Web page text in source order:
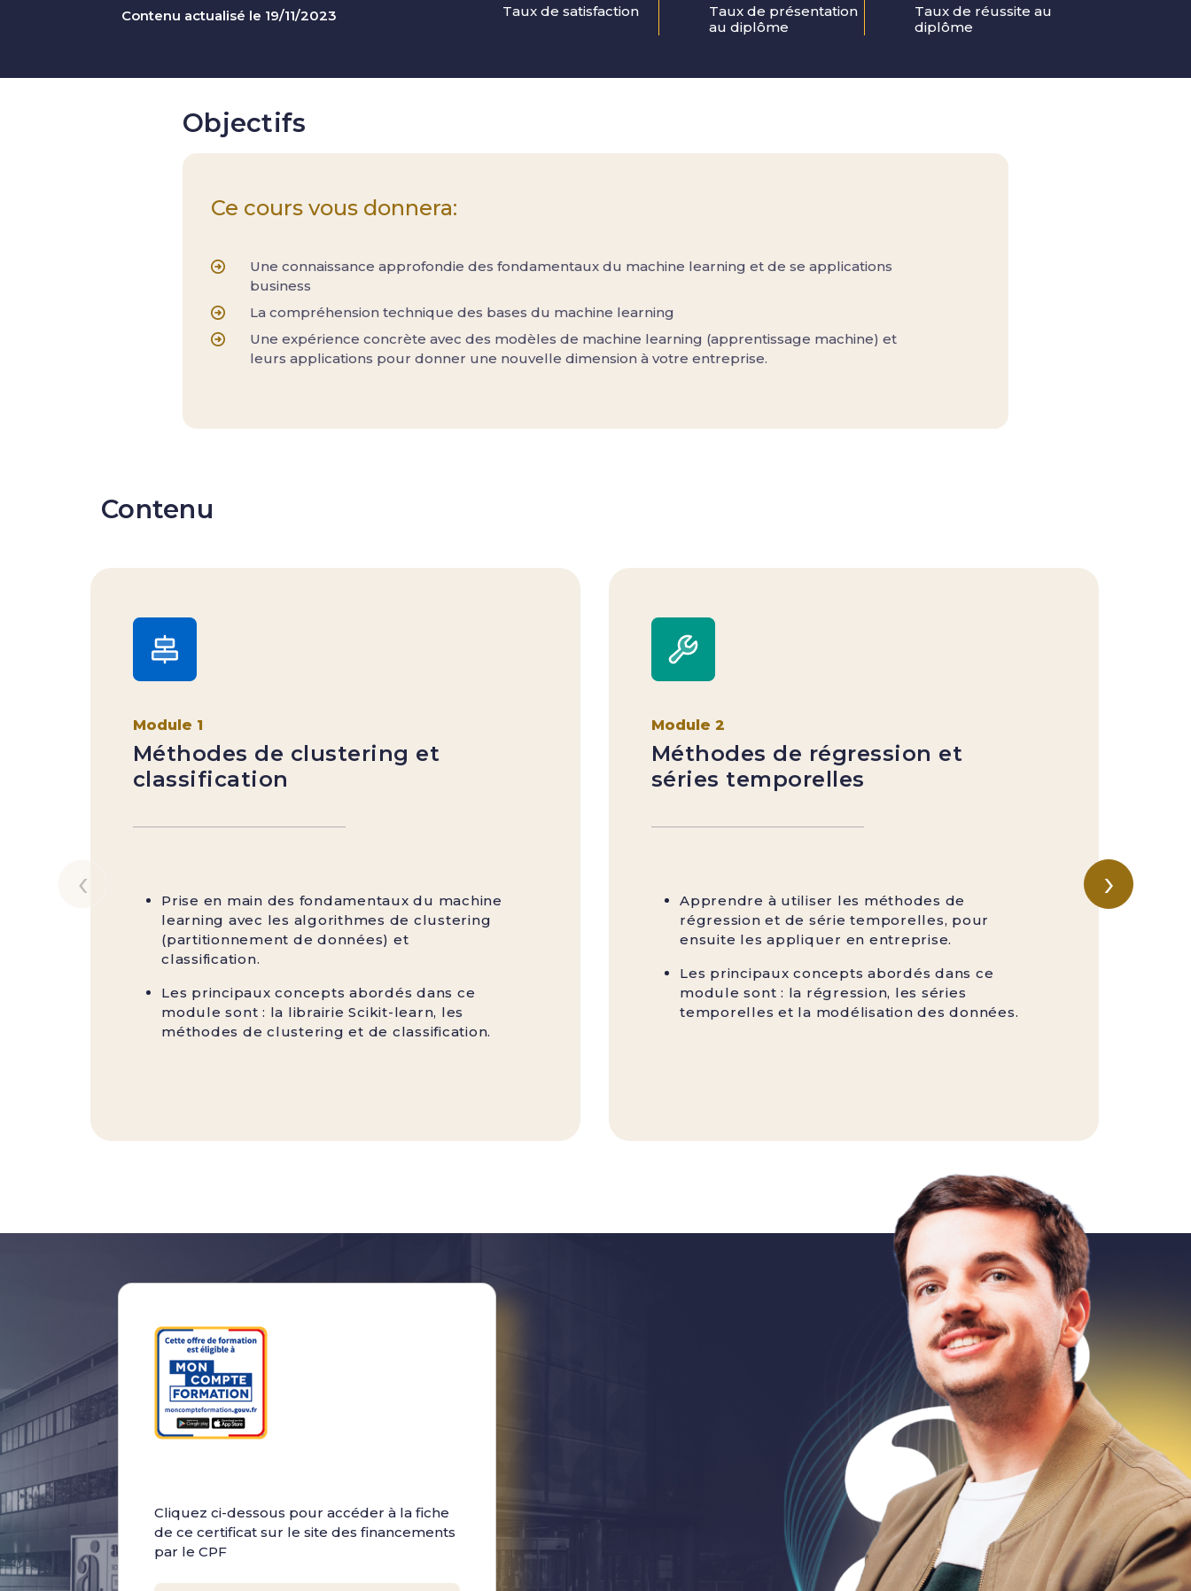
Contenu actualisé le 19/11/2023 Taux de satisfaction
Taux de présentation
au diplôme
Taux de réussite au
diplôme
Objectifs
Ce cours vous donnera:
Une connaissance approfondie des fondamentaux du machine learning et de se applications
business
La compréhension technique des bases du machine learning
Une expérience concrète avec des modèles de machine learning (apprentissage machine) et
leurs applications pour donner une nouvelle dimension à votre entreprise.
Contenu
Module 1
Méthodes de clustering et
classification
Prise en main des fondamentaux du machine
learning avec les algorithmes de clustering
(partitionnement de données) et
classification.
Les principaux concepts abordés dans ce
module sont : la librairie Scikit-learn, les
méthodes de clustering et de classification.
Module 2
Méthodes de régression et
séries temporelles
Apprendre à utiliser les méthodes de
régression et de série temporelles, pour
ensuite les appliquer en entreprise.
Les principaux concepts abordés dans ce
module sont : la régression, les séries
temporelles et la modélisation des données.
‹ ›
Cliquez ci-dessous pour accéder à la fiche
de ce certificat sur le site des financements
par le CPF